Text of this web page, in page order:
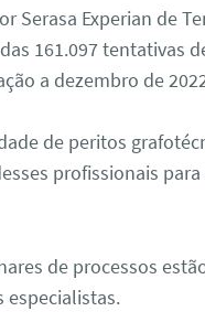
Serasa Experian de
161.097 tentativas
a dezembro de
de peritos
profissionais
de processos
especialistas.